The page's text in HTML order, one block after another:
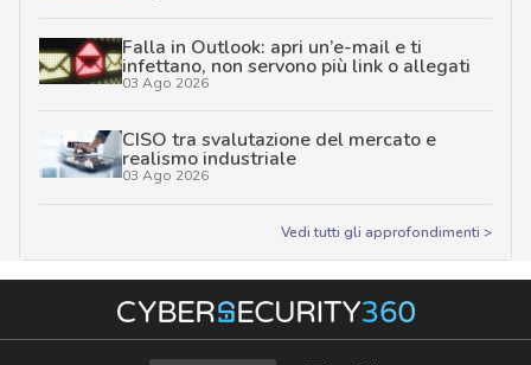
Falla in Outlook: apri un’e-mail e ti
infettano, non servono più link o allegati
03 Ago 2026
CISO tra svalutazione del mercato e
realismo industriale
03 Ago 2026
Vedi tutti gli approfondimenti >